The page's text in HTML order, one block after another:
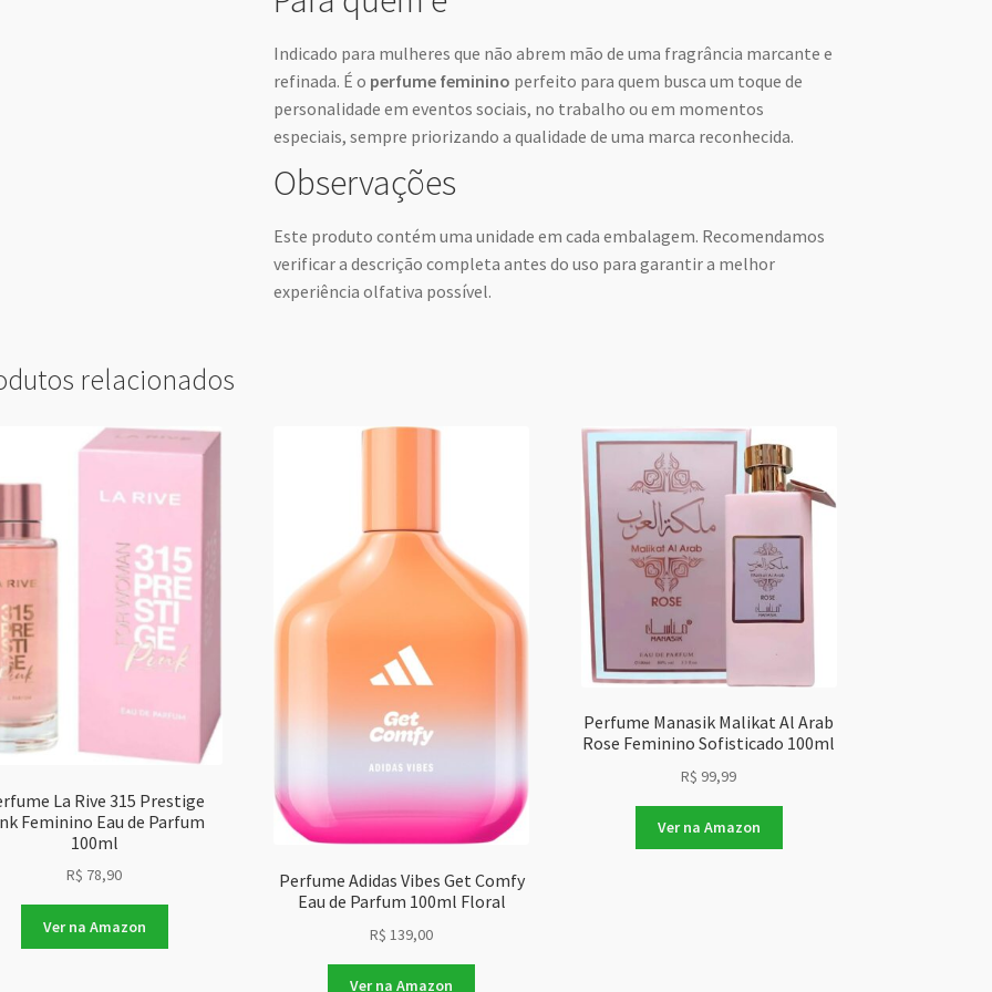
Indicado para mulheres que não abrem mão de uma fragrância marcante e
refinada. É o perfume feminino perfeito para quem busca um toque de
personalidade em eventos sociais, no trabalho ou em momentos
especiais, sempre priorizando a qualidade de uma marca reconhecida.
Observações
Este produto contém uma unidade em cada embalagem. Recomendamos
verificar a descrição completa antes do uso para garantir a melhor
experiência olfativa possível.
relacionados
La Rive 315 Prestige
Feminino Eau de Parfum
100ml
R$ 78,90
Ver na Amazon
Perfume Adidas Vibes Get Comfy
Eau de Parfum 100ml Floral
R$ 139,00
Ver na Amazon
Perfume Manasik Malikat Al Arab
Rose Feminino Sofisticado 100ml
R$ 99,99
Ver na Amazon